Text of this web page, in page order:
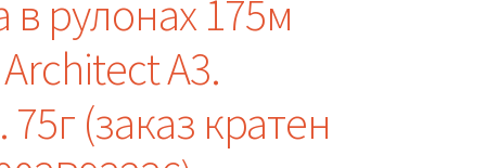
в рулонах 175м
Architect A3.
(заказ кратен